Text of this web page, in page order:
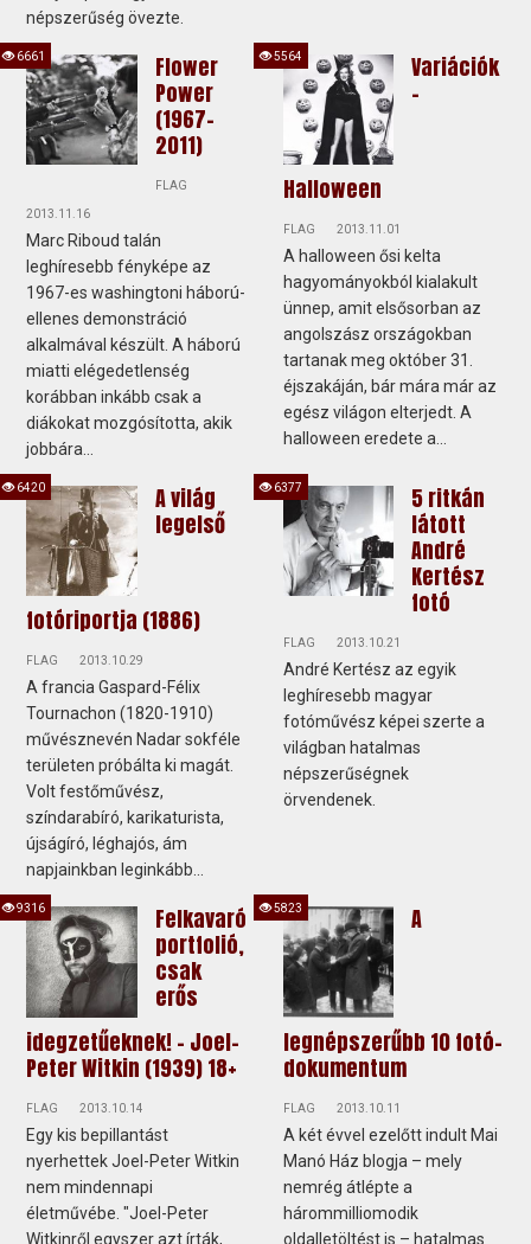
népszerűség övezte.
Flower
Power
(1967-
2011)
FLAG
2013.11.16
Marc Riboud talán
leghíresebb fényképe az
1967-es washingtoni háború-
ellenes demonstráció
alkalmával készült. A háború
miatti elégedetlenség
korábban inkább csak a
diákokat mozgósította, akik
jobbára...
6661
Variációk
–
Halloween
FLAG 2013.11.01
A halloween ősi kelta
hagyományokból kialakult
ünnep, amit elsősorban az
angolszász országokban
tartanak meg október 31.
éjszakáján, bár mára már az
egész világon elterjedt. A
halloween eredete a...
5564
A világ
legelső
fotóriportja (1886)
FLAG 2013.10.29
A francia Gaspard-Félix
Tournachon (1820-1910)
művésznevén Nadar sokféle
területen próbálta ki magát.
Volt festőművész,
színdarabíró, karikaturista,
újságíró, léghajós, ám
napjainkban leginkább...
6420
5 ritkán
látott
André
Kertész
fotó
FLAG 2013.10.21
André Kertész az egyik
leghíresebb magyar
fotóművész képei szerte a
világban hatalmas
népszerűségnek
örvendenek.
6377
Felkavaró
portfolió,
csak
erős
idegzetűeknek! - Joel-
Peter Witkin (1939) 18+
FLAG 2013.10.14
Egy kis bepillantást
nyerhettek Joel-Peter Witkin
nem mindennapi
életművébe. "Joel-Peter
Witkinről egyszer azt írták,
9316 A
legnépszerűbb 10 fotó-
dokumentum
FLAG 2013.10.11
A két évvel ezelőtt indult Mai
Manó Ház blogja – mely
nemrég átlépte a
hárommilliomodik
oldalletöltést is – hatalmas
5823